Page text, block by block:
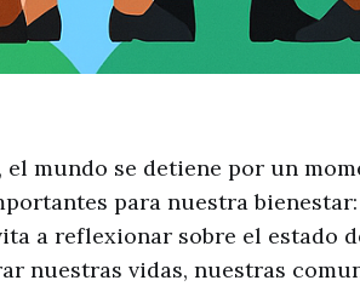
el mundo se detiene por un
para nuestra
a reflexionar sobre el estado
nuestras vidas, nuestras